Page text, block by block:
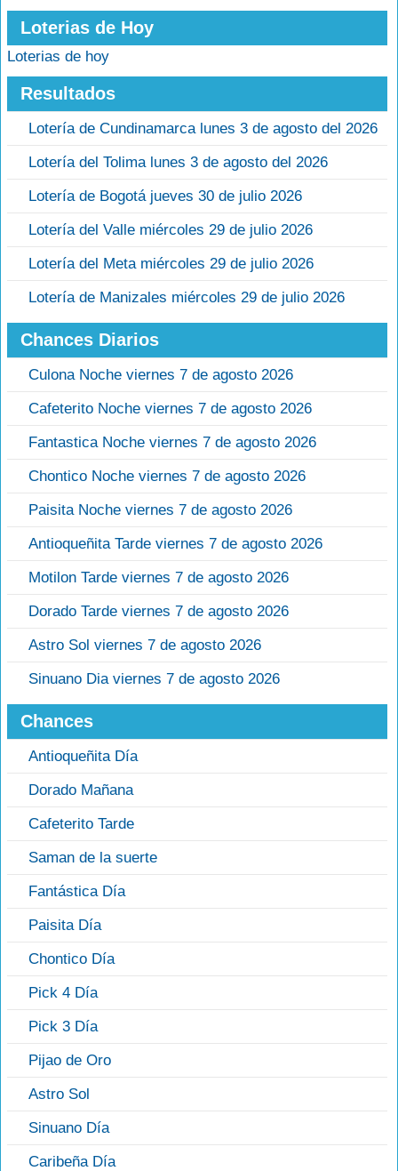
Loterias de Hoy
Loterias de hoy
Resultados
Lotería de Cundinamarca lunes 3 de agosto del 2026
Lotería del Tolima lunes 3 de agosto del 2026
Lotería de Bogotá jueves 30 de julio 2026
Lotería del Valle miércoles 29 de julio 2026
Lotería del Meta miércoles 29 de julio 2026
Lotería de Manizales miércoles 29 de julio 2026
Chances Diarios
Culona Noche viernes 7 de agosto 2026
Cafeterito Noche viernes 7 de agosto 2026
Fantastica Noche viernes 7 de agosto 2026
Chontico Noche viernes 7 de agosto 2026
Paisita Noche viernes 7 de agosto 2026
Antioqueñita Tarde viernes 7 de agosto 2026
Motilon Tarde viernes 7 de agosto 2026
Dorado Tarde viernes 7 de agosto 2026
Astro Sol viernes 7 de agosto 2026
Sinuano Dia viernes 7 de agosto 2026
Chances
Antioqueñita Día
Dorado Mañana
Cafeterito Tarde
Saman de la suerte
Fantástica Día
Paisita Día
Chontico Día
Pick 4 Día
Pick 3 Día
Pijao de Oro
Astro Sol
Sinuano Día
Caribeña Día